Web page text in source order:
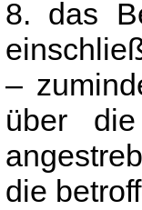
8. das
–
über
die